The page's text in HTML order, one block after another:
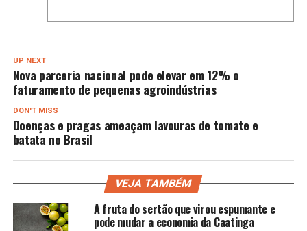
UP NEXT
Nova parceria nacional pode elevar em 12% o
faturamento de pequenas agroindústrias
DON'T MISS
Doenças e pragas ameaçam lavouras de tomate e
batata no Brasil
VEJA TAMBÉM
A fruta do sertão que virou espumante e
pode mudar a economia da Caatinga